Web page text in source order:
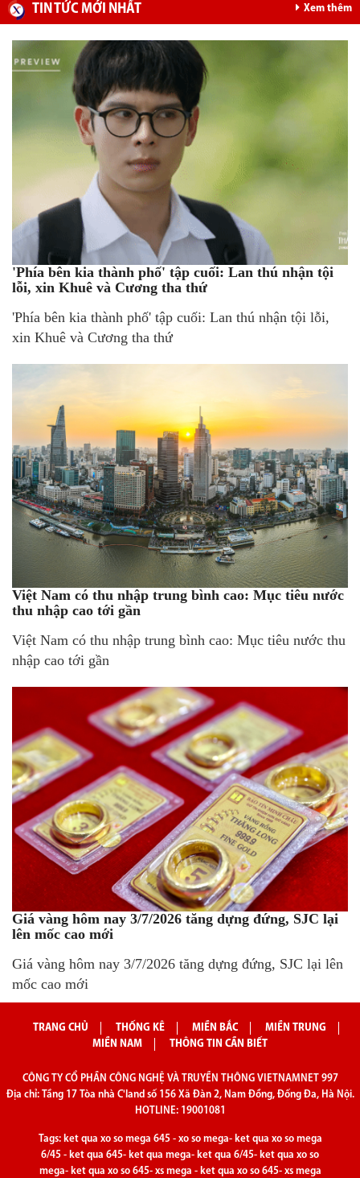
TIN TỨC MỚI NHẤT Xem thêm
'Phía bên kia thành phố' tập cuối: Lan thú nhận tội
lỗi, xin Khuê và Cương tha thứ
'Phía bên kia thành phố' tập cuối: Lan thú nhận tội lỗi,
xin Khuê và Cương tha thứ
Việt Nam có thu nhập trung bình cao: Mục tiêu nước
thu nhập cao tới gần
Việt Nam có thu nhập trung bình cao: Mục tiêu nước thu
nhập cao tới gần
Giá vàng hôm nay 3/7/2026 tăng dựng đứng, SJC lại
lên mốc cao mới
Giá vàng hôm nay 3/7/2026 tăng dựng đứng, SJC lại lên
mốc cao mới
TRANG CHỦ THỐNG KÊ MIỀN BẮC
MIỀN TRUNG
MIỀN NAM
THÔNG TIN CẦN BIẾT
CÔNG TY CỔ PHẦN CÔNG NGHỆ VÀ TRUYỀN THÔNG VIETNAMNET 997
Địa chỉ: Tầng 17 Tòa nhà C'land số 156 Xã Đàn 2, Nam Đồng, Đống Đa, Hà Nội.
HOTLINE: 19001081
Tags: ket qua xo so mega 645- xo so mega- ket qua xo so mega
6/45 - ket qua 645- ket qua mega- ket qua 6/45- ket qua xo so
mega- ket qua xo so 645- xs mega - ket qua xo so 645- xs mega